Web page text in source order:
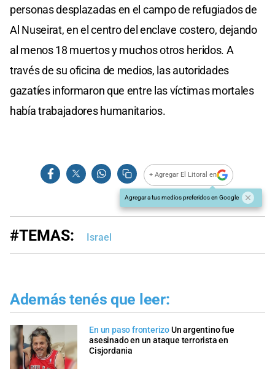
personas desplazadas en el campo de refugiados de
Al Nuseirat, en el centro del enclave costero, dejando
al menos 18 muertos y muchos otros heridos. A
través de su oficina de medios, las autoridades
gazatíes informaron que entre las víctimas mortales
había trabajadores humanitarios.
+ Agregar El Litoral en
Agregar a tus medios preferidos en Google
#TEMAS: Israel
Además tenés que leer:
En un paso fronterizoUn argentino fue
asesinado en un ataque terrorista en
Cisjordania